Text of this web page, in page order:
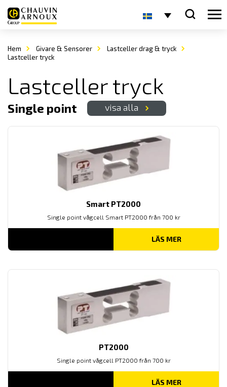
Hem Givare & Sensorer
Lastceller drag & tryck
Lastceller tryck
Lastceller tryck
Single point visa alla
Smart PT2000
Single point vågcell Smart PT2000 från 700 kr
LÄS MER
PT2000
Single point vågcell PT2000 från 700 kr
LÄS MER